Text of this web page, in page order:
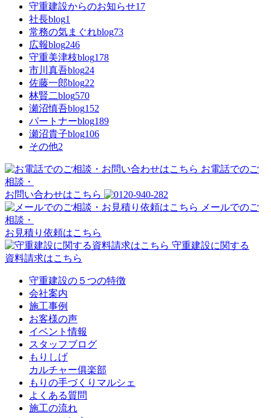
守重建設からのお知らせ17
社長blog1
常務の気まぐれblog73
広報blog246
守重美津枝blog178
市川真吾blog24
佐藤一郎blog22
林賢二blog570
瀬沼慎吾blog152
パートナーblog189
瀬沼貴子blog106
その他2
お電話でのご
相談・
お問い合わせはこちら
メールでのご
相談・
お見積り依頼はこちら
守重建設に関する
資料請求はこちら
守重建設の５つの特徴
会社案内
施工事例
お客様の声
イベント情報
スタッフブログ
もりしげ
カルチャー俱楽部
もりの手づくりマルシェ
よくある質問
施工の流れ